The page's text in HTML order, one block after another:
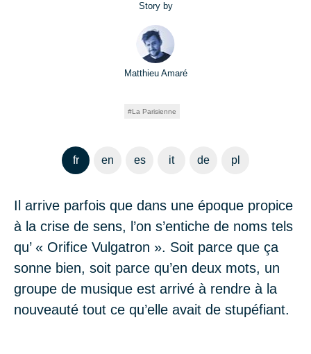
Story by
Matthieu Amaré
La Parisienne
fr en es it de pl
Il arrive parfois que dans une époque propice
à la crise de sens, l’on s’entiche de noms tels
qu’ « Orifice Vulgatron ». Soit parce que ça
sonne bien, soit parce qu’en deux mots, un
groupe de musique est arrivé à rendre à la
nouveauté tout ce qu’elle avait de stupéfiant.